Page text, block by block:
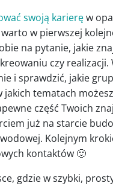
swoją karieręw
w pierwszej
na pytanie, jakie
czy
i sprawdzić, jakie
jakich tematach
część Twoich
już na starcie
Kolejnym
kontaktów 🙂
gdzie w szybki,